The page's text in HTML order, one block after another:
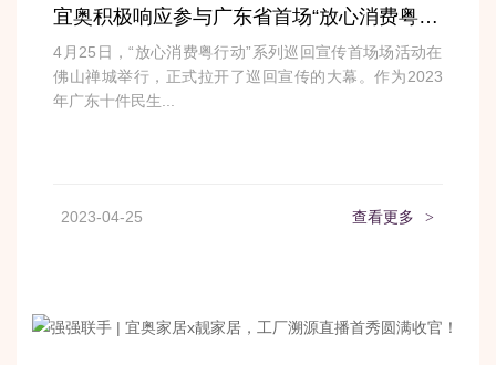
宜奥积极响应参与广东省首场“放心消费粤行动”巡回宣传活动！
4月25日，“放心消费粤行动”系列巡回宣传首场场活动在
佛山禅城举行，正式拉开了巡回宣传的大幕。作为2023
年广东十件民生...
2023-04-25 查看更多 >